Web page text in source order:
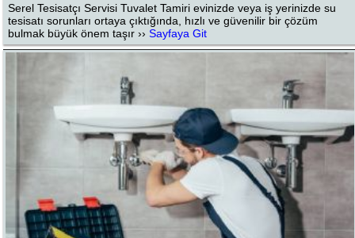
Serel Tesisatçı Servisi Tuvalet Tamiri evinizde veya iş yerinizde su
tesisatı sorunları ortaya çıktığında, hızlı ve güvenilir bir çözüm
bulmak büyük önem taşır ››Sayfaya Git